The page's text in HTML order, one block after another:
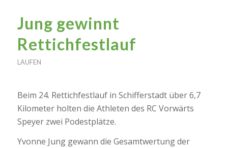
Jung gewinnt
Rettichfestlauf
LAUFEN
Beim 24. Rettichfestlauf in Schifferstadt über 6,7
Kilometer holten die Athleten des RC Vorwärts
Speyer zwei Podestplätze.
Yvonne Jung gewann die Gesamtwertung der